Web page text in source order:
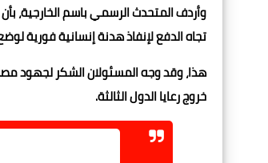
وأردف المتحدث الرسمي باسم الخارجية،
تجاه الدفع لإنفاذ هدنة إنسانية فورية
هذا، وقد وجه المسئولان الشكر لجهود
خروج رعايا الدول الثالثة.